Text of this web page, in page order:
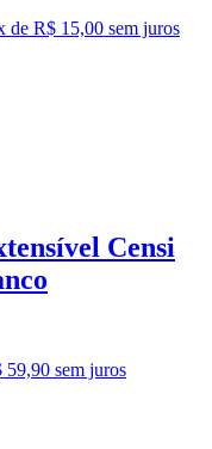
de R$ 15,00 sem juros
Censi
59,90 sem juros